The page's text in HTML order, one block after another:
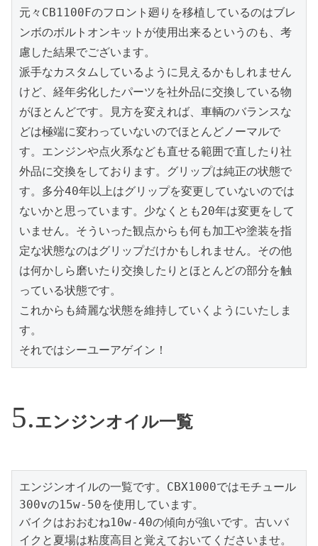
元々CB1100Fのフロント廻りを移植しているのはブレ
ンボのボルトオンキットが使用出来るというのも、考
慮した結果でございます。
派手なカスタムしているように見えるかもしれません
けど、経年劣化したパーツを社外品に交換している物
がほとんどです。見方を変えれば、車輌のバランスな
どは極端に変わっていないのでほとんどノーマルで
す。エンジンや点火系なども直せる範囲で直したり社
外品に交換をしております。グリップは純正の状態で
す。多分40年以上はグリップを変更していないのでは
ないかと思っています。少なくとも20年は変更をして
いません。そういった観点からも何も加工や塗装を指
定な状態なのはグリップだけかもしれません。その他
は何かしら磨いたり交換したりとほとんどの部分を触
っている状態です。
これからも綺麗な状態を維持していくようにいたしま
す。
それではシーユーアゲイン！
エンジンオイル一覧
エンジンオイルの一覧です。CBX1000ではモチュール
300vの15w-50を使用しています。
バイクはおおむね10w-40の傾向が強いです。古いバ
イクと夏場は粘度高目と覚えておいてくださいませ。